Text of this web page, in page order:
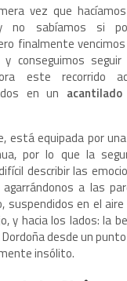
vez que
no sabíamos si
finalmente
y conseguimos
este recorrido
en un
está equipada por
por lo que la
describir las
a las
suspendidos en el
y hacia los lados: la
Dordoña desde un
insólito.